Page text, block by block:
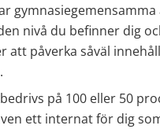
gymnasiegemensamma
nivå du befinner dig
att påverka såväl
på 100 eller 50
ett internat för dig